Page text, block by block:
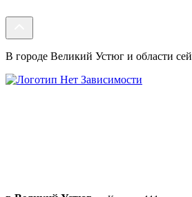
В городе Великий Устюг и области